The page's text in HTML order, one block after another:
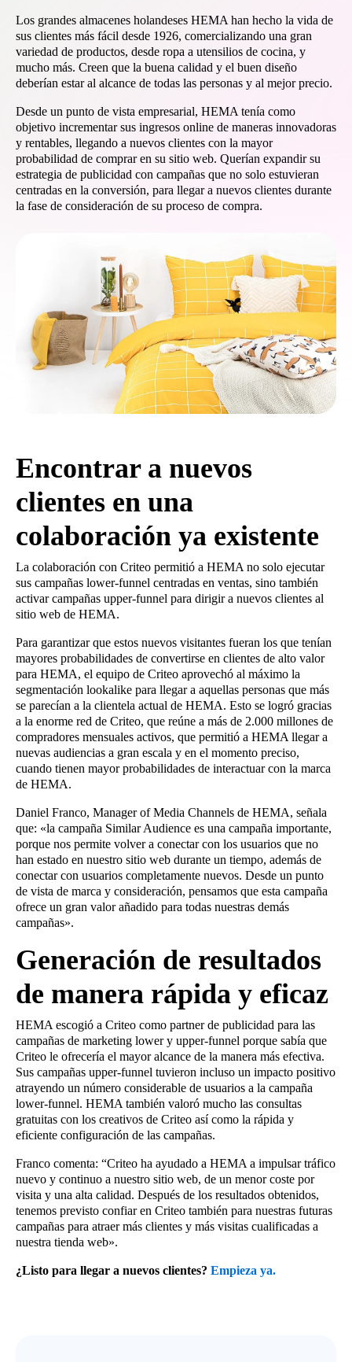
Los grandes almacenes holandeses HEMA han hecho la vida de
sus clientes más fácil desde 1926, comercializando una gran
variedad de productos, desde ropa a utensilios de cocina, y
mucho más. Creen que la buena calidad y el buen diseño
deberían estar al alcance de todas las personas y al mejor precio.
Desde un punto de vista empresarial, HEMA tenía como
objetivo incrementar sus ingresos online de maneras innovadoras
y rentables, llegando a nuevos clientes con la mayor
probabilidad de comprar en su sitio web. Querían expandir su
estrategia de publicidad con campañas que no solo estuvieran
centradas en la conversión, para llegar a nuevos clientes durante
la fase de consideración de su proceso de compra.
Encontrar a nuevos
clientes en una
colaboración ya existente
La colaboración con Criteo permitió a HEMA no solo ejecutar
sus campañas lower-funnel centradas en ventas, sino también
activar campañas upper-funnel para dirigir a nuevos clientes al
sitio web de HEMA.
Para garantizar que estos nuevos visitantes fueran los que tenían
mayores probabilidades de convertirse en clientes de alto valor
para HEMA, el equipo de Criteo aprovechó al máximo la
segmentación lookalike para llegar a aquellas personas que más
se parecían a la clientela actual de HEMA. Esto se logró gracias
a la enorme red de Criteo, que reúne a más de 2.000 millones de
compradores mensuales activos, que permitió a HEMA llegar a
nuevas audiencias a gran escala y en el momento preciso,
cuando tienen mayor probabilidades de interactuar con la marca
de HEMA.
Daniel Franco, Manager of Media Channels de HEMA, señala
que: «la campaña Similar Audience es una campaña importante,
porque nos permite volver a conectar con los usuarios que no
han estado en nuestro sitio web durante un tiempo, además de
conectar con usuarios completamente nuevos. Desde un punto
de vista de marca y consideración, pensamos que esta campaña
ofrece un gran valor añadido para todas nuestras demás
campañas».
Generación de resultados
de manera rápida y eficaz
HEMA escogió a Criteo como partner de publicidad para las
campañas de marketing lower y upper-funnel porque sabía que
Criteo le ofrecería el mayor alcance de la manera más efectiva.
Sus campañas upper-funnel tuvieron incluso un impacto positivo
atrayendo un número considerable de usuarios a la campaña
lower-funnel. HEMA también valoró mucho las consultas
gratuitas con los creativos de Criteo así como la rápida y
eficiente configuración de las campañas.
Franco comenta: “Criteo ha ayudado a HEMA a impulsar tráfico
nuevo y continuo a nuestro sitio web, de un menor coste por
visita y una alta calidad. Después de los resultados obtenidos,
tenemos previsto confiar en Criteo también para nuestras futuras
campañas para atraer más clientes y más visitas cualificadas a
nuestra tienda web».
¿Listo para llegar a nuevos clientes? Empieza ya.